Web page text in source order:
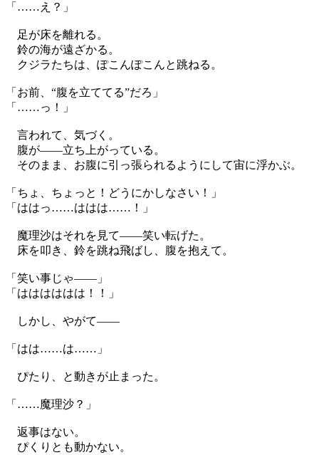
「……え？」
足が床を離れる。
鈴の海が遠ざかる。
クジラたちは、ぽこんぽこんと跳ねる。
「お前、“腹を立ててる”だろ」
「……っ！」
言われて、気づく。
腹が——立ち上がっている。
そのまま、お腹に引っ張られるようにして宙に浮かぶ。
「ちょ、ちょっと！どうにかしなさい！」
「ははっ……ははは……！」
魔理沙はそれを見て——笑い転げた。
床を叩き、鈴を跳ね飛ばし、腹を抱えて。
「笑い事じゃ——」
「はははははは！！」
しかし、やがて——
「はは……は……」
ぴたり、と動きが止まった。
「……魔理沙？」
返事はない。
ぴくりとも動かない。